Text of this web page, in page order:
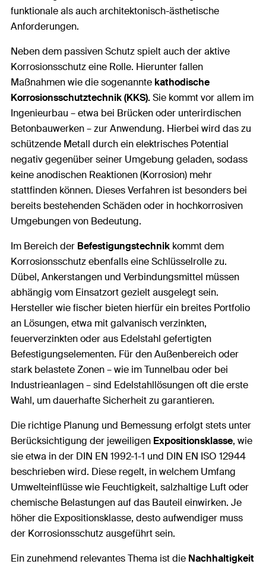
funktionale als auch architektonisch-ästhetische
Anforderungen.
Neben dem passiven Schutz spielt auch der aktive
Korrosionsschutz eine Rolle. Hierunter fallen
Maßnahmen wie die sogenannte kathodische
Korrosionsschutztechnik (KKS).Sie kommt vor allem im
Ingenieurbau – etwa bei Brücken oder unterirdischen
Betonbauwerken – zur Anwendung. Hierbei wird das zu
schützende Metall durch ein elektrisches Potential
negativ gegenüber seiner Umgebung geladen, sodass
keine anodischen Reaktionen (Korrosion) mehr
stattfinden können. Dieses Verfahren ist besonders bei
bereits bestehenden Schäden oder in hochkorrosiven
Umgebungen von Bedeutung.
Im Bereich der Befestigungstechnik kommt dem
Korrosionsschutz ebenfalls eine Schlüsselrolle zu.
Dübel, Ankerstangen und Verbindungsmittel müssen
abhängig vom Einsatzort gezielt ausgelegt sein.
Hersteller wie fischer bieten hierfür ein breites Portfolio
an Lösungen, etwa mit galvanisch verzinkten,
feuerverzinkten oder aus Edelstahl gefertigten
Befestigungselementen. Für den Außenbereich oder
stark belastete Zonen – wie im Tunnelbau oder bei
Industrieanlagen – sind Edelstahllösungen oft die erste
Wahl, um dauerhafte Sicherheit zu garantieren.
Die richtige Planung und Bemessung erfolgt stets unter
Berücksichtigung der jeweiligen Expositionsklasse, wie
sie etwa in der DIN EN 1992-1-1 und DIN EN ISO 12944
beschrieben wird. Diese regelt, in welchem Umfang
Umwelteinflüsse wie Feuchtigkeit, salzhaltige Luft oder
chemische Belastungen auf das Bauteil einwirken. Je
höher die Expositionsklasse, desto aufwendiger muss
der Korrosionsschutz ausgeführt sein.
Ein zunehmend relevantes Thema ist die Nachhaltigkeit